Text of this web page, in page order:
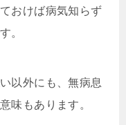
おけば病気知らず
。
以外にも、無病息
味もあります。